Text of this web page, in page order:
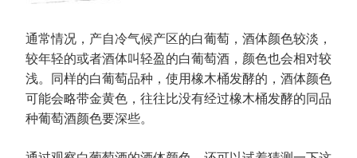
通常情况，产自冷气候产区的白葡萄，酒体颜色较淡，
较年轻的或者酒体叫轻盈的白葡萄酒，颜色也会相对较
浅。同样的白葡萄品种，使用橡木桶发酵的，酒体颜色
可能会略带金黄色，往往比没有经过橡木桶发酵的同品
种葡萄酒颜色要深些。